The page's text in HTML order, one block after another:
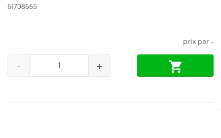
6I708665
prix par -
- +